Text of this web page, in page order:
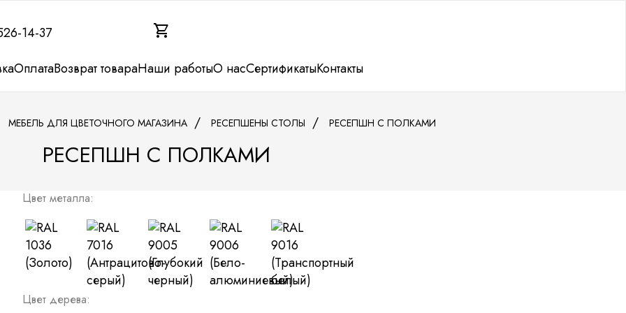
14-37 shopping_cart
ОплатаВозврат товараНаши работыО насСертификатыКонтакты
МЕБЕЛЬ ДЛЯ ЦВЕТОЧНОГО МАГАЗИНА РЕСЕПШЕНЫ СТОЛЫ РЕСЕПШН С ПОЛКАМИ
РЕСЕПШН С ПОЛКАМИ
Цвет металла:
Цвет дерева: